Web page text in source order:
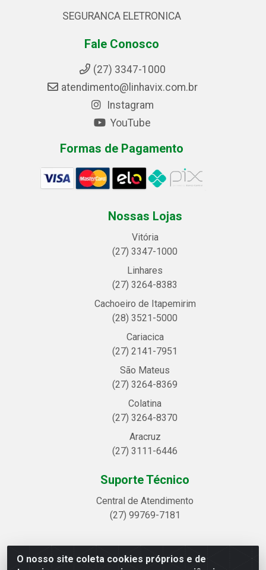
O nosso site coleta cookies próprios e de
SEGURANCA ELETRONICA
Fale Conosco
(27) 3347-1000
atendimento@linhavix.com.br
Instagram
YouTube
Formas de Pagamento
Nossas Lojas
Vitória
(27) 3347-1000
Linhares
(27) 3264-8383
Cachoeiro de Itapemirim
(28) 3521-5000
Cariacica
(27) 2141-7951
São Mateus
(27) 3264-8369
Colatina
(27) 3264-8370
Aracruz
(27) 3111-6446
Suporte Técnico
Central de Atendimento
(27) 99769-7181
Linhavix Distribuidora LTDA - Avenida Alegre, 2521 -